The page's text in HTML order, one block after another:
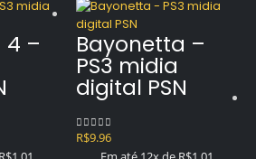
4 – Bayonetta –
PS3 midia
digital PSN
0out of 5
R$9.96